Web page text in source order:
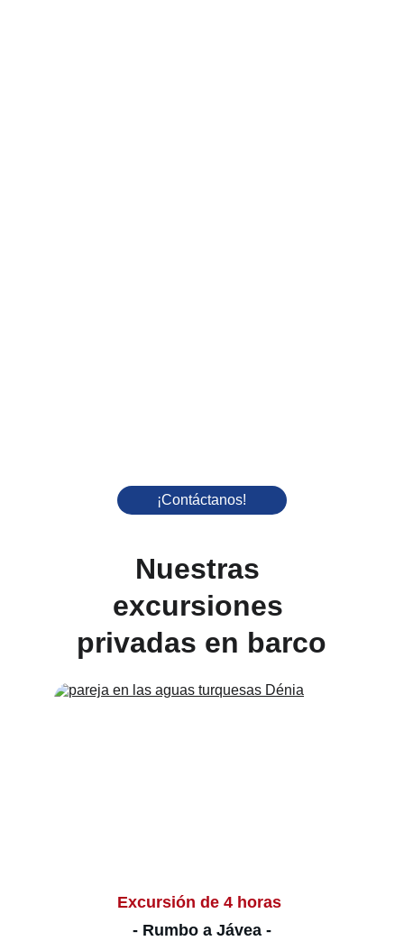
¡Contáctanos!
Nuestras
excursiones
privadas en barco
Excursión de 4 horas
- Rumbo a Jávea -